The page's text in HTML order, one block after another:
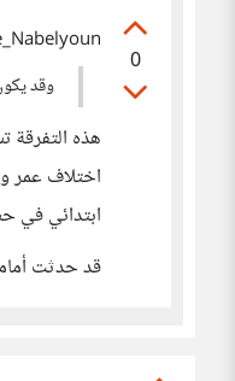
0
وقد
هذه التفرقة
ابتدائي في
قد حدثت